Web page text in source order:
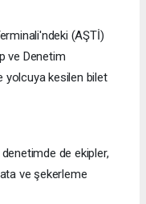
(AŞTİ)
ve Denetim
yolcuya kesilen bilet
de ekipler,
ve şekerleme